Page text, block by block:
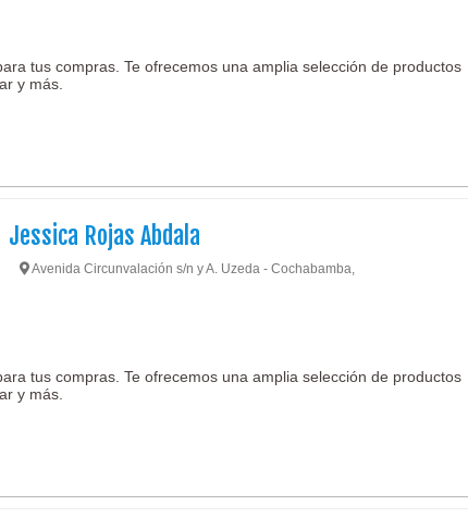
tus compras. Te ofrecemos una amplia selección de productos
y más.
Jessica Rojas Abdala
Avenida Circunvalación s/n y A. Uzeda - Cochabamba,
tus compras. Te ofrecemos una amplia selección de productos
y más.